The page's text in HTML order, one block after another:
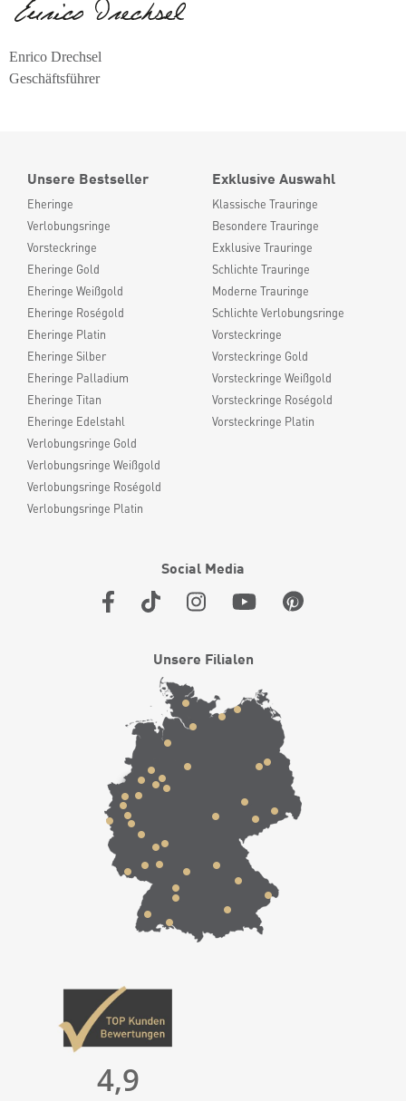
Enrico Drechsel
Geschäftsführer
Unsere Bestseller
Eheringe
Verlobungsringe
Vorsteckringe
Eheringe Gold
Eheringe Weißgold
Eheringe Roségold
Eheringe Platin
Eheringe Silber
Eheringe Palladium
Eheringe Titan
Eheringe Edelstahl
Verlobungsringe Gold
Verlobungsringe Weißgold
Verlobungsringe Roségold
Verlobungsringe Platin
Exklusive Auswahl
Klassische Trauringe
Besondere Trauringe
Exklusive Trauringe
Schlichte Trauringe
Moderne Trauringe
Schlichte Verlobungsringe
Vorsteckringe
Vorsteckringe Gold
Vorsteckringe Weißgold
Vorsteckringe Roségold
Vorsteckringe Platin
Social Media
Unsere Filialen
4,9